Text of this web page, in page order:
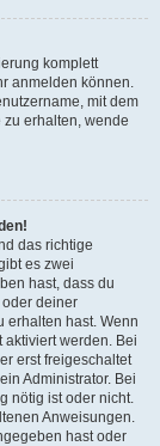
komplett
anmelden können.
mit dem
erhalten, wende
das richtige
es zwei
hast, dass du
oder deiner
erhalten hast. Wenn
werden. Bei
erst freigeschaltet
Administrator. Bei
nötig ist oder nicht.
Anweisungen.
hast oder